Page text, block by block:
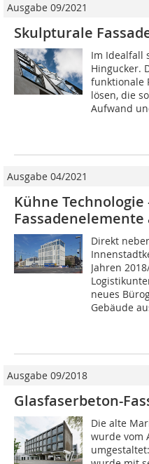
Ausgabe 09/2021
Skulpturale
Im Idealfall
Hingucker.
funktionale
lösen, die
Aufwand
Ausgabe 04/2021
Kühne
Direkt
Jahren
neues
Gebäude
Ausgabe 09/2018
Glasfaserbeton-
Die alte
wurde vom